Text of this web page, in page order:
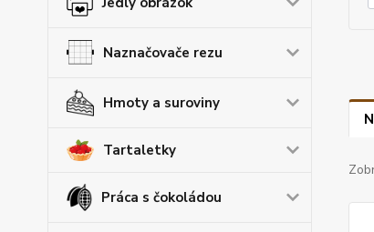
Naznačovače rezu
Hmoty a suroviny
Tartaletky
Práca s čokoládou